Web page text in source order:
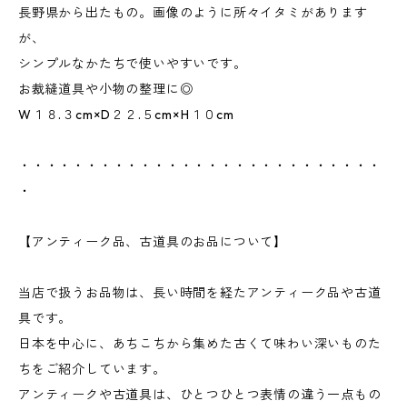
長野県から出たもの。画像のように所々イタミがあります
が、
シンプルなかたちで使いやすいです。
お裁縫道具や小物の整理に◎
W１８.３cm×D２２.５cm×H１０cm
・・・・・・・・・・・・・・・・・・・・・・・・・・・
・
【アンティーク品、古道具のお品について】
当店で扱うお品物は、長い時間を経たアンティーク品や古道
具です。
日本を中心に、あちこちから集めた古くて味わい深いものた
ちをご紹介しています。
アンティークや古道具は、ひとつひとつ表情の違う一点もの